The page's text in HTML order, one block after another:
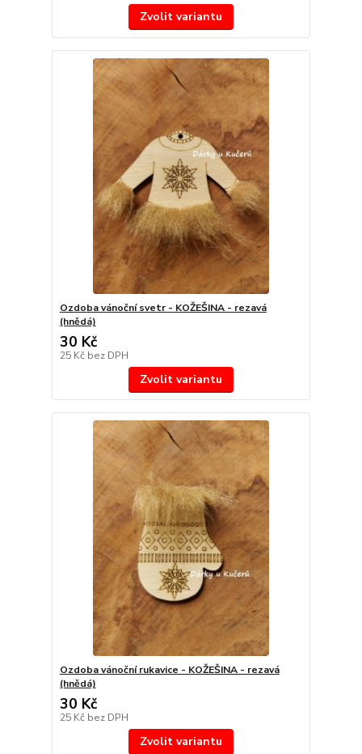
Zvolit variantu
Ozdoba vánoční svetr - KOŽEŠINA - rezavá
(hnědá)
30 Kč
25 Kč bez DPH
Zvolit variantu
Ozdoba vánoční rukavice - KOŽEŠINA - rezavá
(hnědá)
30 Kč
25 Kč bez DPH
Zvolit variantu